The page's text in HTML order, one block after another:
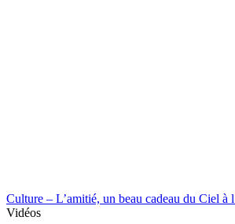
Culture – L’amitié, un beau cadeau du Ciel à
Vidéos